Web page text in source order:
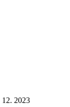
12. 2023